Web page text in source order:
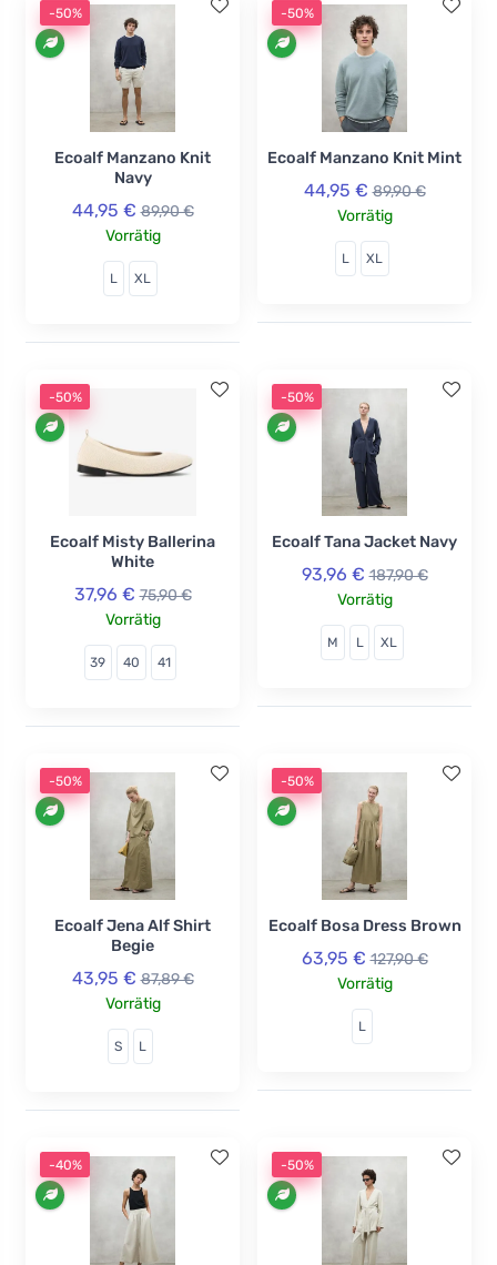
-50%
Ecoalf Manzano Knit
Navy
44,95 € 89,90 €
Vorrätig
L XL
-50%
Ecoalf Manzano Knit Mint
44,95 € 89,90 €
Vorrätig
L XL
-50%
Ecoalf Misty Ballerina
White
37,96 € 75,90 €
Vorrätig
39 40 41
-50%
Ecoalf Tana Jacket Navy
93,96 € 187,90 €
Vorrätig
M L XL
-50%
Ecoalf Jena Alf Shirt
Begie
43,95 € 87,89 €
Vorrätig
S L
-50%
Ecoalf Bosa Dress Brown
63,95 € 127,90 €
Vorrätig
L
-40% -50%